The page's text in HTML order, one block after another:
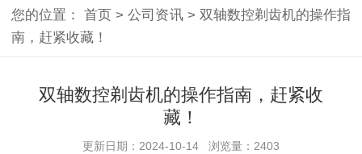
您的位置：首页 > 公司资讯 > 双轴数控剃齿机的操作指
南，赶紧收藏！
双轴数控剃齿机的操作指南，赶紧收
藏！
更新日期：2024-10-14 浏览量：2403